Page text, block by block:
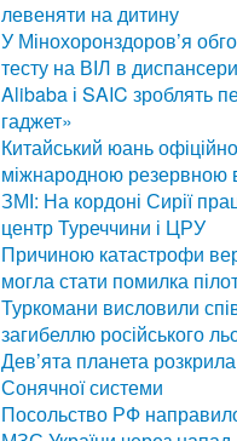
левеняти на дитину
У Мінохоронздоров’я
тесту на ВІЛ в
Alibaba і SAIC зроблять
гаджет»
Китайський юань
міжнародною резервною
ЗМІ: На кордоні Сирії
центр Туреччини і ЦРУ
Причиною катастрофи
могла стати помилка
Туркомани висловили
загибеллю російського
Дев’ята планета
Сонячної системи
Посольство РФ